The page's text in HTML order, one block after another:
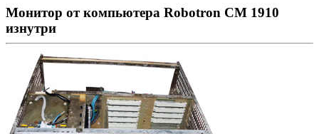
Монитор от компьютера Robotron CM 1910
изнутри